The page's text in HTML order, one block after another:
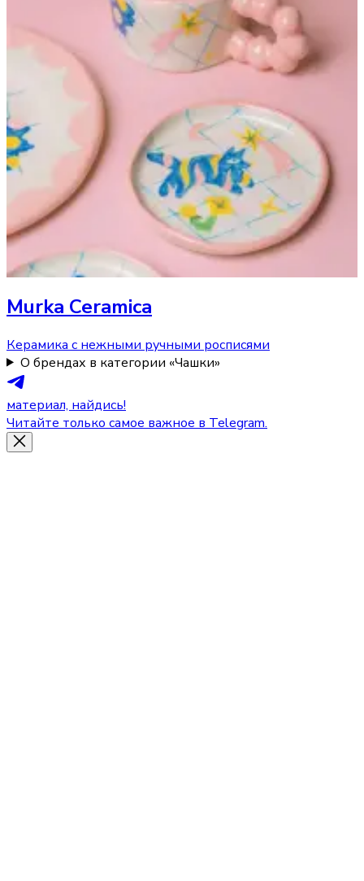
Murka Ceramica
Керамика с нежными ручными росписями
О брендах в категории «Чашки»
материал, найдись!
Читайте только самое важное в Telegram.